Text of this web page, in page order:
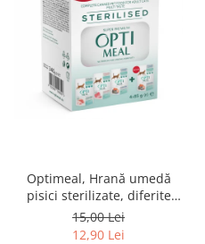
Optimeal, Hrană umedă
pisici sterilizate, diferite
arome, (3+1), 0.34kg
15,00 Lei
12,90 Lei